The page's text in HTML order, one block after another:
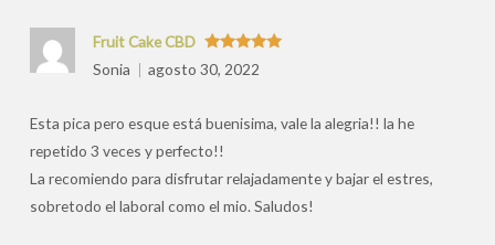
Valorado
con5de 5
Fruit Cake CBD
Sonia
agosto 30, 2022
Esta pica pero esque está buenisima, vale la alegria!! la he
repetido 3 veces y perfecto!!
La recomiendo para disfrutar relajadamente y bajar el estres,
sobretodo el laboral como el mio. Saludos!